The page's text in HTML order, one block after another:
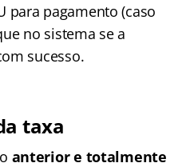
para pagamento (caso
no sistema se a
sucesso.
taxa
anterior e totalmente